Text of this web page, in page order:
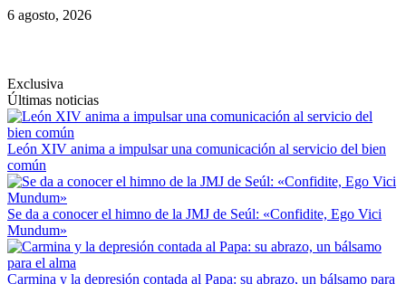
Saltar
6 agosto, 2026
Exclusiva
Últimas noticias
León XIV anima a impulsar una comunicación al servicio del bien
común
Se da a conocer el himno de la JMJ de Seúl: «Confidite, Ego Vici
Mundum»
Carmina y la depresión contada al Papa: su abrazo, un bálsamo para